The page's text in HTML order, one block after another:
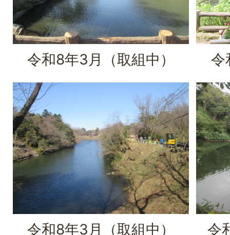
令和8年3月（取組中） 令
令和8年3月（取組中） 令